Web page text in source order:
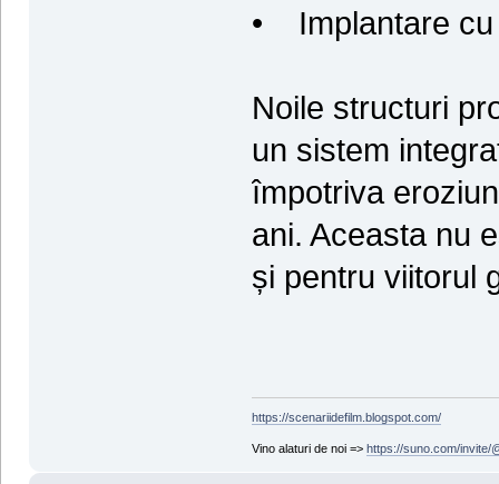
• Implantare cu
Noile structuri
un sistem
împotriva
ani. Aceasta nu
și pentru viitorul
https://scenariidefilm.blogspot.com/
Vino alaturi de noi => https://suno.com/invite/